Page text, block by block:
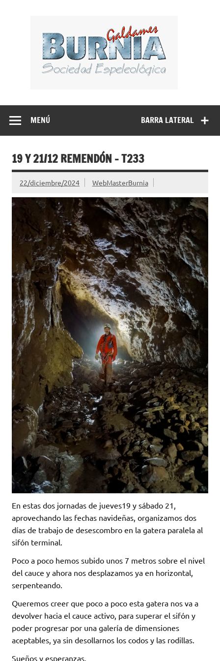
Espeleología Caving Encartaciones Bizkaia Galdames
Turtziotz -Trucios Karrantza – Carranza. Cueva, sima,
Leize, Kobazulo, CaveBARRA LATERAL
MENÚ
19 Y 21/12 REMENDÓN – T233
22/diciembre/2024 WebMasterBurnia
En estas dos jornadas de jueves19 y sábado 21,
aprovechando las fechas navideñas, organizamos dos
días de trabajo de desescombro en la gatera paralela al
sifón terminal.
Poco a poco hemos subido unos 7 metros sobre el nivel
del cauce y ahora nos desplazamos ya en horizontal,
serpenteando.
Queremos creer que poco a poco esta gatera nos va a
devolver hacia el cauce activo, para superar el sifón y
poder progresar por una galería de dimensiones
aceptables, ya sin desollarnos los codos y las rodillas.
Sueños y esperanzas.